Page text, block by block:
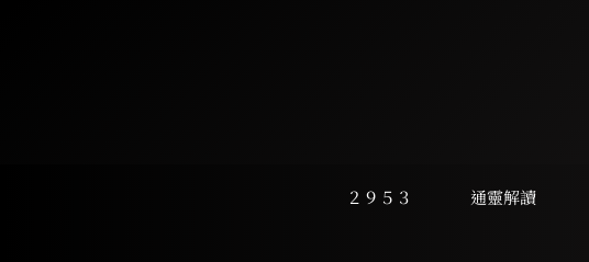
２９５３ 通靈解讀